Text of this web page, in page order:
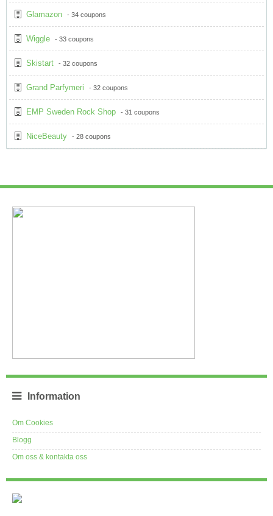
Glamazon - 34 coupons
Wiggle - 33 coupons
Skistart - 32 coupons
Grand Parfymeri - 32 coupons
EMP Sweden Rock Shop - 31 coupons
NiceBeauty - 28 coupons
Information
Om Cookies
Blogg
Om oss & kontakta oss